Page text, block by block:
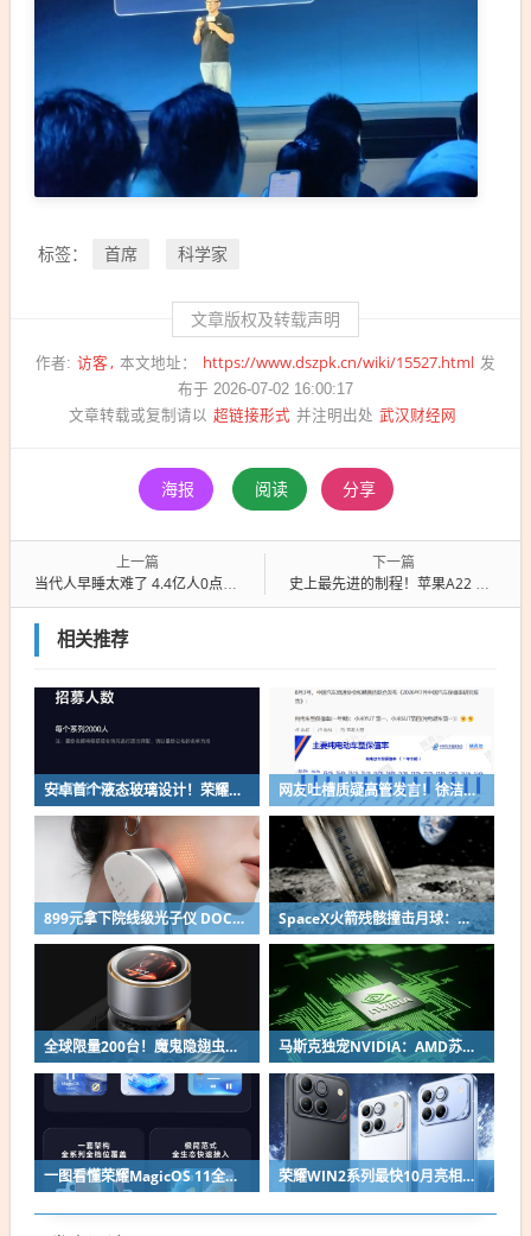
标签： 首席 科学家
文章版权及转载声明
作者: 访客 本文地址： https://www.dszpk.cn/wiki/15527.html 发
布于 2026-07-02 16:00:17
文章转载或复制请以 超链接形式 并注明出处 武汉财经网
海报 阅读 分享
上一篇
当代人早睡太难了 4.4亿人0点后还在玩手机 2点依旧大批网民在线
下一篇
史上最先进的制程！苹果A22 Pro首发1.4nm工艺
相关推荐
安卓首个液态玻璃设计！荣耀MagicOS 11内测招募开启：17款机型首批升级 网友吐槽质疑高管发言！徐洁云回应“孩go”言论争议：是小米用户宠物名
899元拿下院线级光子仪 DOCO童颜超光炮小米有品众筹上线 SpaceX火箭残骸撞击月球：留下直径约30米巨坑
全球限量200台！魔鬼隐翅虫欧米伽L36 Ultra液冷预售：可动冷头售2999元 马斯克独宠NVIDIA：AMD苏姿丰淡定回应
一图看懂荣耀MagicOS 11全新双架构：安卓底层重构 液态玻璃效果拉满 荣耀WIN2系列最快10月亮相：2nm芯片+万级电池组合同档唯一